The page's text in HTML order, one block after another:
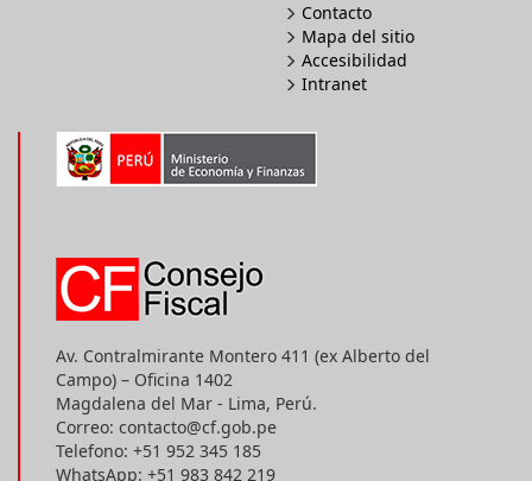
Contacto
Mapa del sitio
Accesibilidad
Intranet
Av. Contralmirante Montero 411 (ex Alberto del
Campo) – Oficina 1402
Magdalena del Mar - Lima, Perú.
Correo: contacto@cf.gob.pe
Telefono: +51 952 345 185
WhatsApp: +51 983 842 219